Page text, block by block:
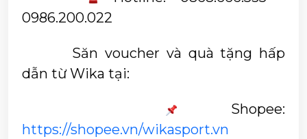
0986.200.022
Săn voucher và quà tặng hấp
dẫn từ Wika tại:
Shopee:
https://shopee.vn/wikasport.vn